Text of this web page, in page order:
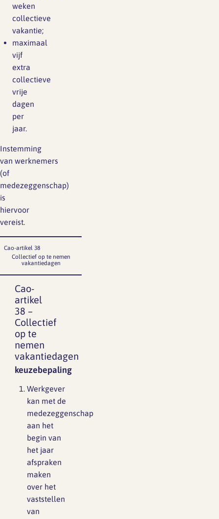
weken
collectieve
vakantie;
maximaal
vijf
extra
collectieve
vrije
dagen
per
jaar.
Instemming
van werknemers
(of
medezeggenschap)
is
hiervoor
vereist.
Cao-artikel 38
Collectief op te nemen
vakantiedagen
Cao-
artikel
38 –
Collectief
op te
nemen
vakantiedagen
keuzebepaling
Werkgever
kan met de
medezeggenschap
aan het
begin van
het jaar
afspraken
maken
over het
vaststellen
van